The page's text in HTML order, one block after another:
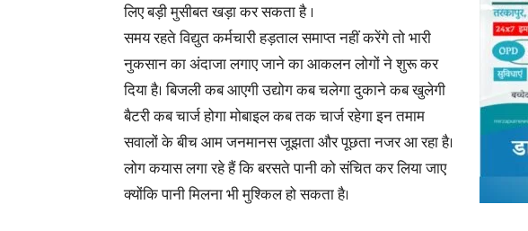
लिए बड़ी मुसीबत खड़ा कर सकता है ।
समय रहते विद्युत कर्मचारी हड़ताल समाप्त नहीं करेंगे तो भारी
नुकसान का अंदाजा लगाए जाने का आकलन लोगों ने शुरू कर
दिया है। बिजली कब आएगी उद्योग कब चलेगा दुकाने कब खुलेगी
बैटरी कब चार्ज होगा मोबाइल कब तक चार्ज रहेगा इन तमाम
सवालों के बीच आम जनमानस जूझता और पूछता नजर आ रहा है।
लोग कयास लगा रहे हैं कि बरसते पानी को संचित कर लिया जाए
क्योंकि पानी मिलना भी मुश्किल हो सकता है।